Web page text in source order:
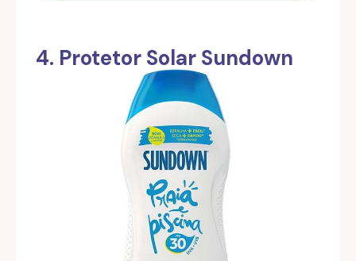
4. Protetor Solar Sundown